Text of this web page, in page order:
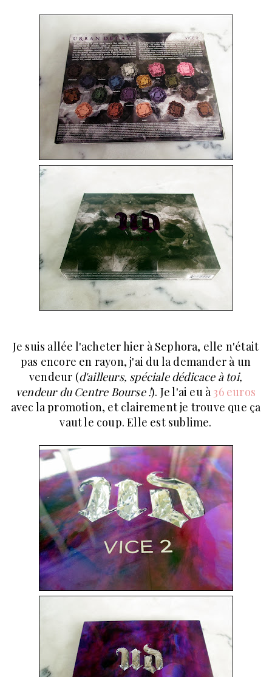
Je suis allée l'acheter hier à Sephora, elle n'était
pas encore en rayon, j'ai du la demander à un
vendeur (d'ailleurs, spéciale dédicace à toi,
vendeur du Centre Bourse !). Je l'ai eu à36 euros
avec la promotion, et clairement je trouve que ça
vaut le coup. Elle est sublime.